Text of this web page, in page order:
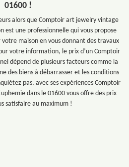
01600 !
alors que Comptoir art jewelry vintage
est une professionnelle qui vous propose
maison en vous donnant des travaux
votre information, le prix d’un Comptoir
dépend de plusieurs facteurs comme la
des biens à débarrasser et les conditions
pas, avec ses expériences Comptoir
dans le 01600 vous offre des prix
satisfaire au maximum !